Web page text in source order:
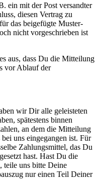
ein mit der Post versandter
diesen Vertrag zu
das beigefügte Muster-
nicht vorgeschrieben ist
aus, dass Du die Mitteilung
vor Ablauf der
wir Dir alle geleisteten
spätestens binnen
an dem die Mitteilung
uns eingegangen ist. Für
Zahlungsmittel, das Du
hast. Hast Du die
teile uns bitte Deine
nur einen Teil Deiner